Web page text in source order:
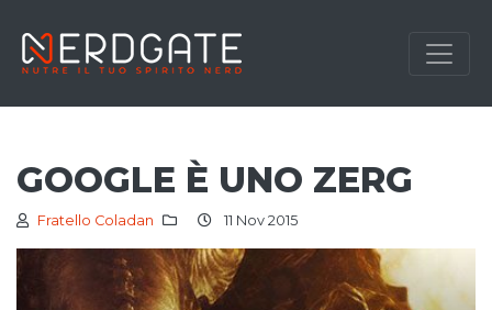
GOOGLE È UNO ZERG
Fratello Coladan 11 Nov 2015